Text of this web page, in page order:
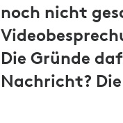
noch nicht
Die Gründe
Nachricht?